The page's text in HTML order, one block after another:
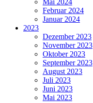
Mai 2024
Februar 2024
Januar 2024
2023
Dezember 2023
November 2023
Oktober 2023
September 2023
August 2023
Juli 2023
Juni 2023
Mai 2023